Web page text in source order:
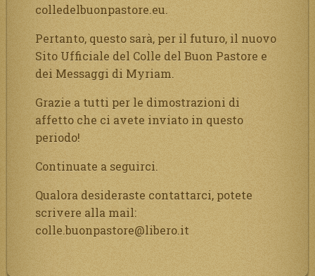
colledelbuonpastore.eu.
Pertanto, questo sarà, per il futuro, il nuovo
Sito Ufficiale del Colle del Buon Pastore e
dei Messaggi di Myriam.
Grazie a tutti per le dimostrazioni di
affetto che ci avete inviato in questo
periodo!
Continuate a seguirci.
Qualora desideraste contattarci, potete
scrivere alla mail:
colle.buonpastore@libero.it